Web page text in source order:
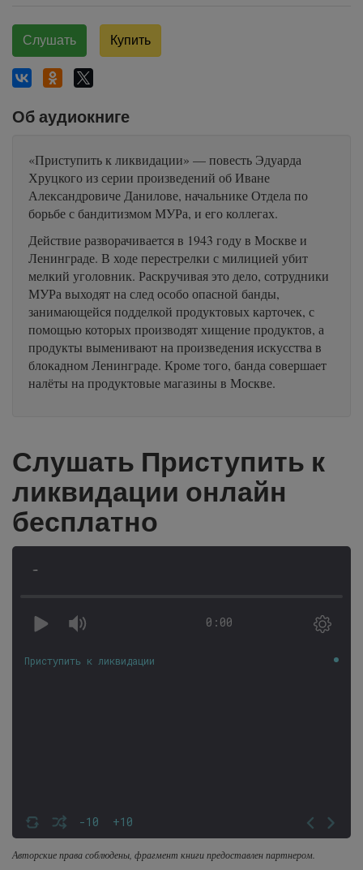
Слушать Купить
Об аудиокниге
«Приступить к ликвидации» — повесть Эдуарда
Хруцкого из серии произведений об Иване
Александровиче Данилове, начальнике Отдела по
борьбе с бандитизмом МУРа, и его коллегах.
Действие разворачивается в 1943 году в Москве и
Ленинграде. В ходе перестрелки с милицией убит
мелкий уголовник. Раскручивая это дело, сотрудники
МУРа выходят на след особо опасной банды,
занимающейся подделкой продуктовых карточек, с
помощью которых производят хищение продуктов, а
продукты выменивают на произведения искусства в
блокадном Ленинграде. Кроме того, банда совершает
налёты на продуктовые магазины в Москве.
Слушать Приступить к
ликвидации онлайн
бесплатно
-
0:00
-10 +10
Приступить к ликвидации
Авторские права соблюдены, фрагмент книги предоставлен партнером.